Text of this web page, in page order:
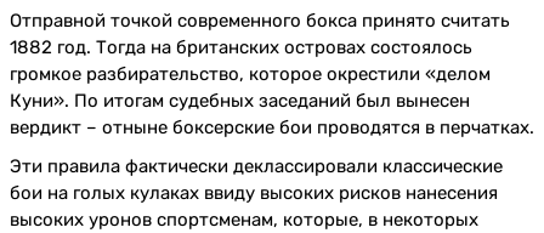
Отправной точкой современного бокса принято считать
1882 год. Тогда на британских островах состоялось
громкое разбирательство, которое окрестили «делом
Куни». По итогам судебных заседаний был вынесен
вердикт – отныне боксерские бои проводятся в перчатках.
Эти правила фактически деклассировали классические
бои на голых кулаках ввиду высоких рисков нанесения
высоких уронов спортсменам, которые, в некоторых